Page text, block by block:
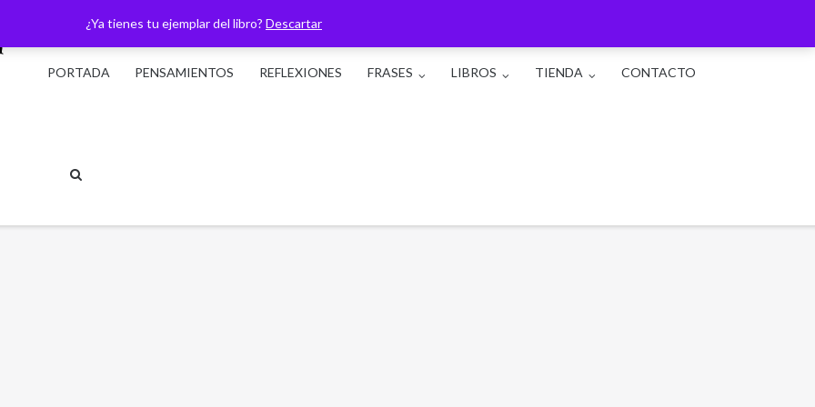
¿Ya tienes tu ejemplar del libro? Descartar
PORTADA
PENSAMIENTOS REFLEXIONES FRASES LIBROS TIENDA CONTACTO